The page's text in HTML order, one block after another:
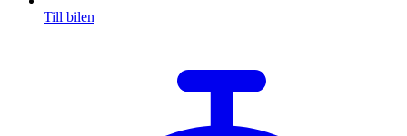
Till bilen